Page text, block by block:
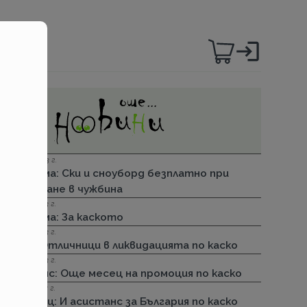
06.12.2023 г.
Групама: Ски и сноуборд безплатно при
пътуване в чужбина
27.04.2023 г.
Групама: За каското
31.03.2023 г.
ДЗИ: Отличници в ликвидацията по каско
31.03.2023 г.
Лев Инс: Още месец на промоция по каско
30.11.2022 г.
Армеец: И асистанс за България по каско